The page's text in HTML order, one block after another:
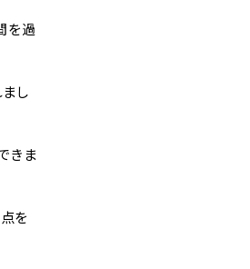
を過
し
きま
を